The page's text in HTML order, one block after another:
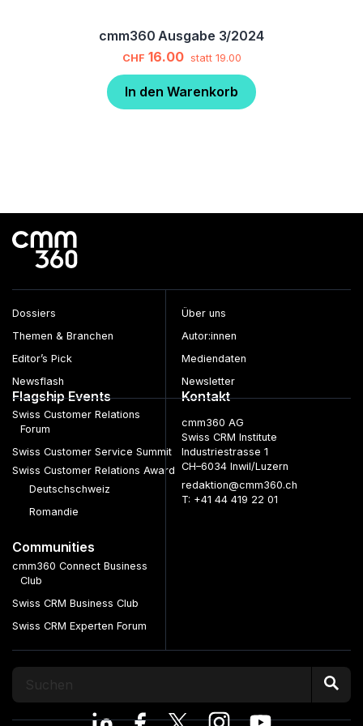
cmm360 Ausgabe 3/2024
CHF 16.00 statt19.00
In den Warenkorb
Dossiers
Themen & Branchen
Editor’s Pick
Newsflash
Über uns
Autor:innen
Mediendaten
Newsletter
Flagship Events
Swiss Customer Relations
Forum
Swiss Customer Service Summit
Swiss Customer Relations Award
Deutschschweiz
Romandie
Communities
cmm360 Connect Business
Club
Swiss CRM Business Club
Swiss CRM Experten Forum
Kontakt
cmm360 AG
Swiss CRM Institute
Industriestrasse 1
CH–6034 Inwil/Luzern
redaktion@cmm360.ch
T: +41 44 419 22 01